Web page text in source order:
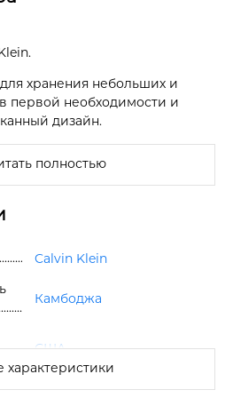
хранения небольших и
первой необходимости и
дизайн.
отделением на молнии.
на молнии. Карманы вместе
магнитной кнопки.
расположены четыре
бренда.
ремешок, который носить
полностью
Calvin Klein
Камбоджа
США
One size
характеристики